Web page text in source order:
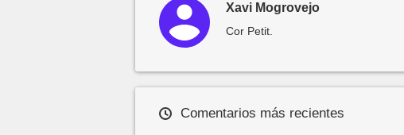
Xavi Mogrovejo
Cor Petit.
Comentarios más recientes